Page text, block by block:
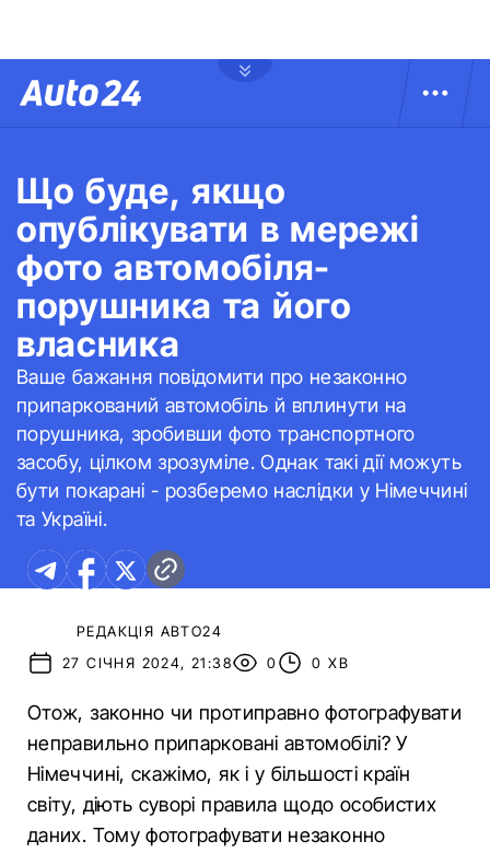
Що буде, якщо
опублікувати в мережі
фото автомобіля-
порушника та його
власника
Ваше бажання повідомити про незаконно
припаркований автомобіль й вплинути на
порушника, зробивши фото транспортного
засобу, цілком зрозуміле. Однак такі дії можуть
бути покарані - розберемо наслідки у Німеччині
та Україні.
РЕДАКЦІЯ АВТО24
27 СІЧНЯ 2024, 21:38
0 0 ХВ
Отож, законно чи протиправно фотографувати
неправильно припарковані автомобілі? У
Німеччині, скажімо, як і у більшості країн
світу, діють суворі правила щодо особистих
даних. Тому фотографувати незаконно